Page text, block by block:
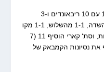
מקולום הוסיף 22, נורקיץ' קלע 18 עם 10 ריבאונדים ו-3
חסימות, קולינס תרם 17 (7-7 מהשדה, 1-1 מהשלוש, 1-1 מקו
העונשין), 6 ריבאונדים ו- 2 חטיפות, וסת' קארי הוסיף 11 (7
את נסיונות הקמבאק של